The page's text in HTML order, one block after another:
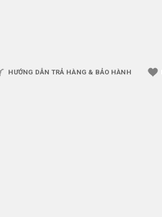
HƯỚNG DẪN TRẢ HÀNG & BẢO HÀNH